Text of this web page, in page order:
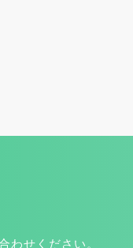
わせください。